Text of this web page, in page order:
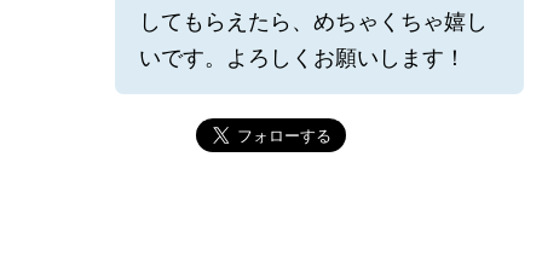
してもらえたら、めちゃくちゃ嬉し
いです。よろしくお願いします！